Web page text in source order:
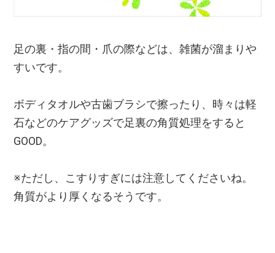
足の裏・指の間・爪の際などは、雑菌が溜まりや
すいです。
ボディタオルや古歯ブラシで擦ったり、時々は軽
石などのケアグッズで足裏の角質処理をすると
GOOD。
※ただし、こすりすぎには注意してくださいね。
角質がより厚くなるそうです。